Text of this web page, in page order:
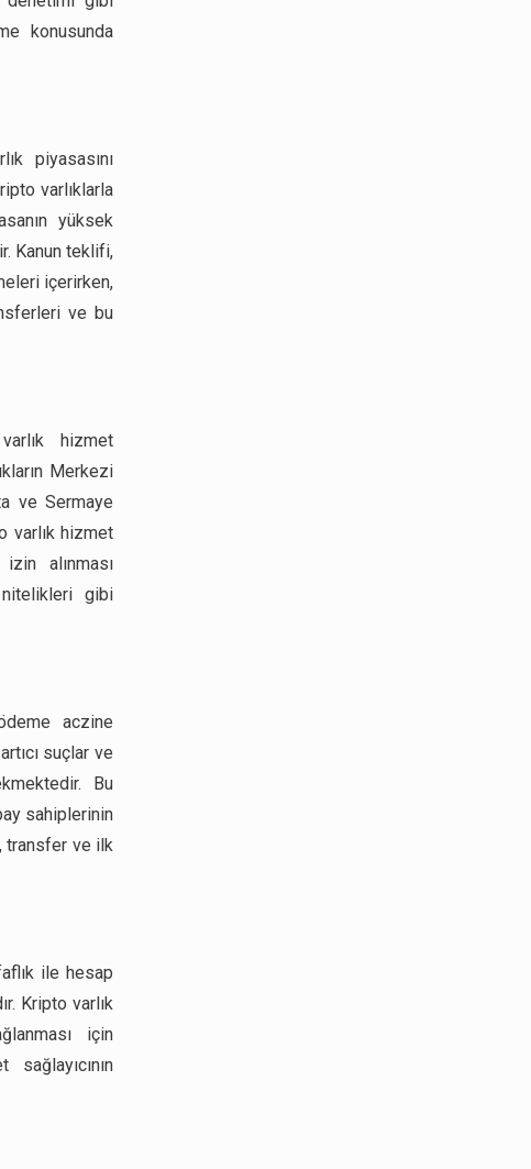
konusunda
piyasasını
varlıklarla
yüksek
Kanun teklifi,
içerirken,
ve bu
hizmet
Merkezi
ve Sermaye
varlık hizmet
alınması
gibi
aczine
suçlar ve
Bu
sahiplerinin
transfer ve ilk
ile hesap
Kripto varlık
için